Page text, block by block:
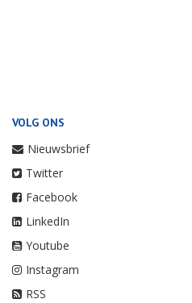
VOLG ONS
Nieuwsbrief
Twitter
Facebook
LinkedIn
Youtube
Instagram
RSS